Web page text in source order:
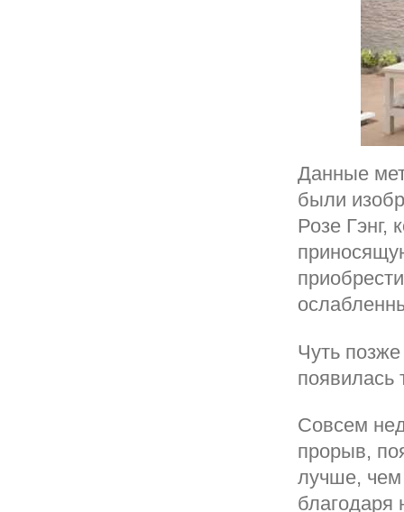
Данные
были
Розе Гэнг,
Чуть
появилась
Совсем
прорыв,
лучше, чем
благодаря